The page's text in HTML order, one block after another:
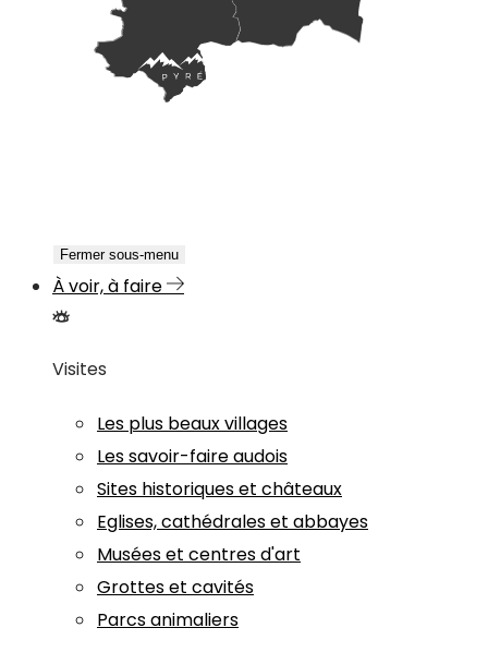
Fermer sous-menu
À voir, à faire
Visites
Les plus beaux villages
Les savoir-faire audois
Sites historiques et châteaux
Eglises, cathédrales et abbayes
Musées et centres d'art
Grottes et cavités
Parcs animaliers